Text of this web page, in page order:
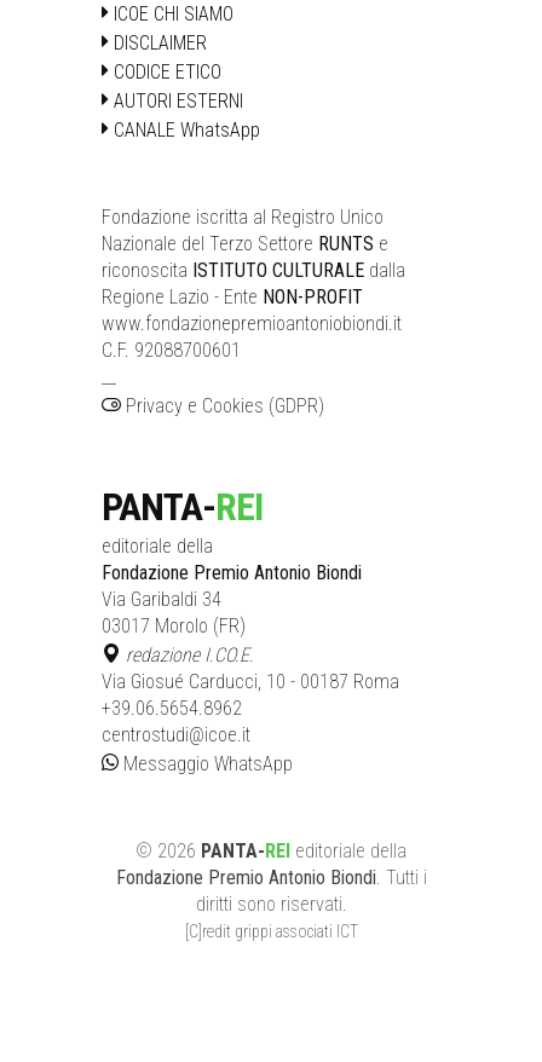
ICOE CHI SIAMO
DISCLAIMER
CODICE ETICO
AUTORI ESTERNI
CANALE WhatsApp
Fondazione iscritta al Registro Unico
Nazionale del Terzo Settore RUNTS e
riconoscita ISTITUTO CULTURALE dalla
Regione Lazio - Ente NON-PROFIT
www.fondazionepremioantoniobiondi.it
C.F. 92088700601
Privacy e Cookies (GDPR)
PANTA-REI
editoriale della
Fondazione Premio Antonio Biondi
Via Garibaldi 34
03017 Morolo (FR)
redazione I.CO.E.
Via Giosué Carducci, 10 - 00187 Roma
+39.06.5654.8962
centrostudi@icoe.it
Messaggio WhatsApp
© 2026 PANTA-REI editoriale della
Fondazione Premio Antonio Biondi . Tutti i
diritti sono riservati.
[C]redit grippi associati ICT